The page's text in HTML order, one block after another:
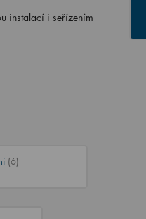
instalací i seřízením
(6)